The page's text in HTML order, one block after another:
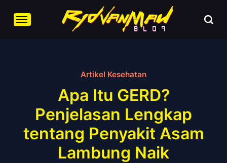
Artikel Kesehatan
Apa Itu GERD?
Penjelasan Lengkap
tentang Penyakit Asam
Lambung Naik